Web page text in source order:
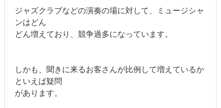
ジャズクラブなどの演奏の場に対して、ミュージシャ
ンはどん
どん増えており、競争過多になっています。
しかも、聞きに来るお客さんが比例して増えているか
といえば疑問
があります。